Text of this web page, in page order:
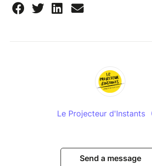
Le Projecteur d'Instants
Send a message